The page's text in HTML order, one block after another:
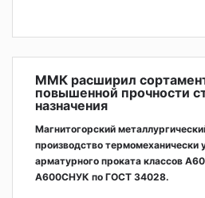
ММК расширил
повышенной прочности
назначения
Магнитогорский
производство термомеханически
арматурного проката классов
А600СНУК по ГОСТ 34028.